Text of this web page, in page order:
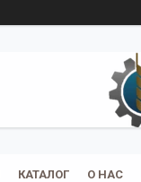
КАТАЛОГ О НАС